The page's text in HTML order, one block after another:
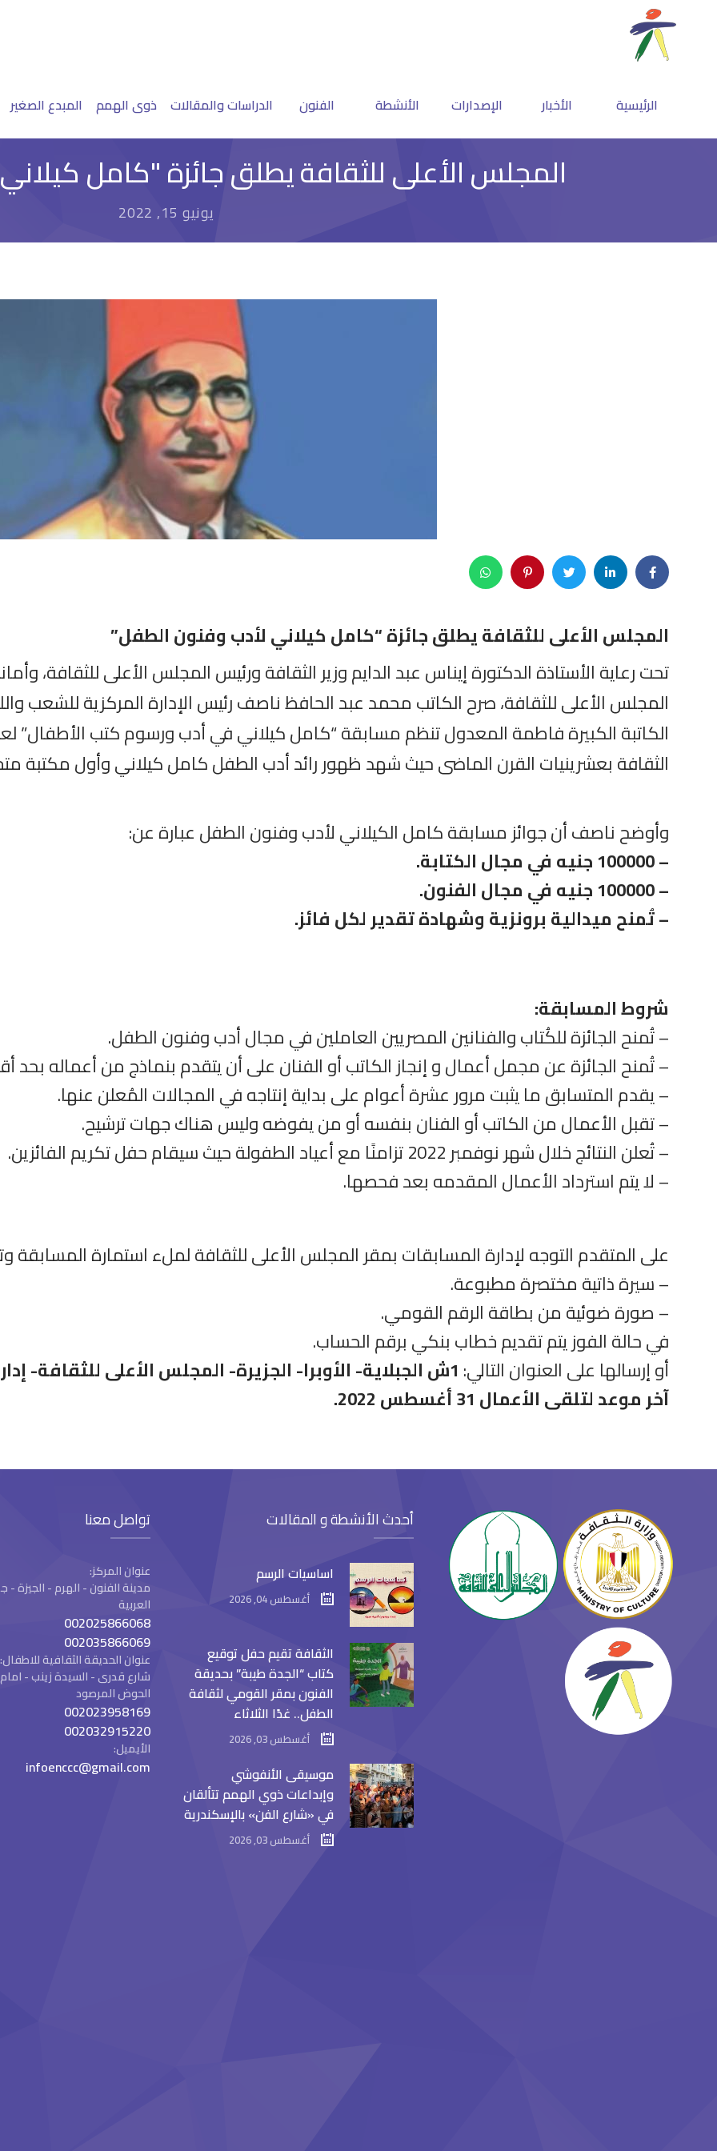
الرئيسية الأخبار الإصدارات الأنشطة الفنون الدراسات والمقالات ذوى الهمم المبدع الصغير
المجلس الأعلى للثقافة يطلق جائزة "كامل
يونيو 15, 2022
المجلس الأعلى للثقافة يطلق جائزة “كامل كيلاني لأدب وفنون الطفل”
تحت رعاية الأستاذة الدكتورة إيناس عبد الدايم وزير الثقافة ورئيس المجلس الأعلى للثقافة،
المجلس الأعلى للثقافة، صرح الكاتب محمد عبد الحافظ ناصف رئيس الإدارة المركزية للشعب
الثقافة بعشرينيات القرن الماضى حيث شهد ظهور رائد أدب الطفل كامل كيلاني وأول
وأوضح ناصف أن جوائز مسابقة كامل الكيلاني لأدب وفنون الطفل عبارة عن:
– 100000 جنيه في مجال الكتابة.
– 100000 جنيه في مجال الفنون.
– تُمنح ميدالية برونزية وشهادة تقدير لكل فائز.
شروط المسابقة:
– تُمنح الجائزة للكُتاب والفنانين المصريين العاملين في مجال أدب وفنون الطفل.
– تُمنح الجائزة عن مجمل أعمال و إنجاز الكاتب أو الفنان على أن يتقدم بنماذج من أعماله
– يقدم المتسابق ما يثبت مرور عشرة أعوام على بداية إنتاجه في المجالات المُعلن عنها.
– تقبل الأعمال من الكاتب أو الفنان بنفسه أو من يفوضه وليس هناك جهات ترشيح.
– تُعلن النتائج خلال شهر نوفمبر 2022 تزامنًا مع أعياد الطفولة حيث سيقام حفل تكريم الفائزين.
– لا يتم استرداد الأعمال المقدمه بعد فحصها.
على المتقدم التوجه لإدارة المسابقات بمقر المجلس الأعلى للثقافة لملء استمارة المسابقة
– سيرة ذاتية مختصرة مطبوعة.
– صورة ضوئية من بطاقة الرقم القومي.
في حالة الفوز يتم تقديم خطاب بنكي برقم الحساب.
أو إرسالها على العنوان التالي: 1ش الجبلاية- الأوبرا- الجزيرة- المجلس الأعلى للثقافة- إدارة المسابقات.
آخر موعد لتلقى الأعمال 31 أغسطس 2022.
تواصل معنا
عنوان المركز:
مدينة الفنون - الهرم - الجيزة
العربية
002025866068
002035866069
عنوان الحديقة الثقافية للاطفال:
شارع قدرى - السيدة زينب -
الحوض المرصود
002023958169
002032915220
الأيميل:
infoenccc@gmail.com
أحدث الأنشطة و المقالات
اساسيات الرسم
أغسطس 04, 2026
الثقافة تقيم حفل توقيع
كتاب “الجدة طيبة” بحديقة
الفنون بمقر القومي لثقافة
الطفل.. غدًا الثلاثاء
أغسطس 03, 2026
موسيقى الأنفوشي
وإبداعات ذوي الهمم تتألقان
في «شارع الفن» بالإسكندرية
أغسطس 03, 2026